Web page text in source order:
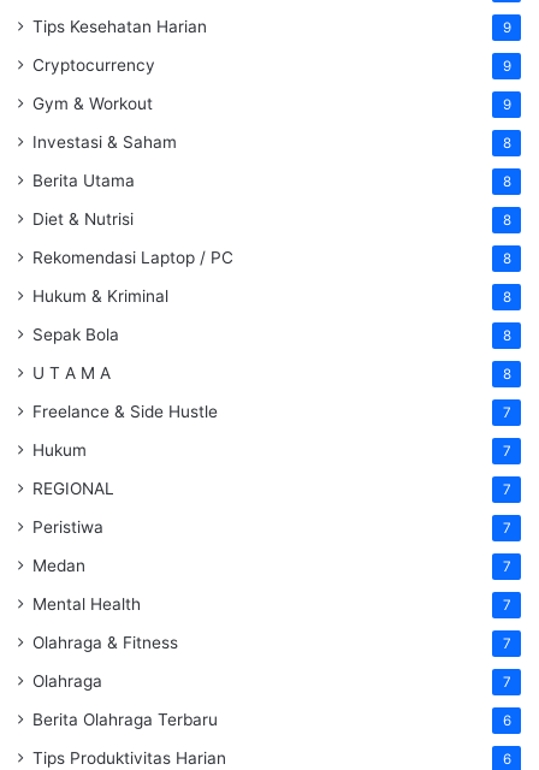
Tips Kesehatan Harian 9
Cryptocurrency 9
Gym & Workout 9
Investasi & Saham 8
Berita Utama 8
Diet & Nutrisi 8
Rekomendasi Laptop / PC 8
Hukum & Kriminal 8
Sepak Bola 8
U T A M A 8
Freelance & Side Hustle 7
Hukum 7
REGIONAL 7
Peristiwa 7
Medan 7
Mental Health 7
Olahraga & Fitness 7
Olahraga 7
Berita Olahraga Terbaru 6
Tips Produktivitas Harian 6